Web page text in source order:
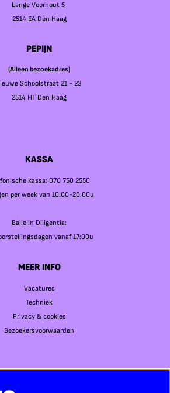
Lange Voorhout 5
2514 EA Den Haag
PEPIJN
(Alleen bezoekadres)
Schoolstraat 21 - 23
2514 HT Den Haag
KASSA
kassa: 070 750 2550
per week van 10.00-20.00u
Balie in Diligentia:
vanaf 17:00u
MEER INFO
Vacatures
Techniek
Privacy & cookies
Bezoekersvoorwaarden